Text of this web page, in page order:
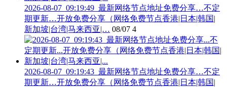
2026-08-07_09:19:49_最新网络节点地址免费分享…不定
期更新…开放免费分享（网络免费节点香港|日本|韩国|
新加坡|台湾|马来西亚|… 08/07 4
2026-08-07_09:19:43_最新网络节点地址免费分享…不定
期更新…开放免费分享（网络免费节点香港|日本|韩国|